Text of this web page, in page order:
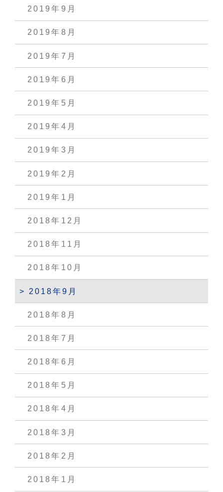
2019年9月
2019年8月
2019年7月
2019年6月
2019年5月
2019年4月
2019年3月
2019年2月
2019年1月
2018年12月
2018年11月
2018年10月
2018年9月
2018年8月
2018年7月
2018年6月
2018年5月
2018年4月
2018年3月
2018年2月
2018年1月